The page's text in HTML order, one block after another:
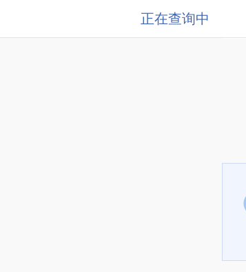
正在查询中